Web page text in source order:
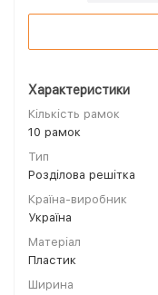
Характеристики
Кількість рамок
10 рамок
Тип
Розділова решітка
Країна-виробник
Україна
Матеріал
Пластик
Ширина